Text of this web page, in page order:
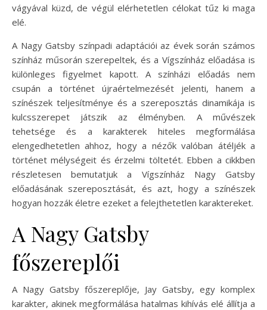
vágyával küzd, de végül elérhetetlen célokat tűz ki maga
elé.
A Nagy Gatsby színpadi adaptációi az évek során számos
színház műsorán szerepeltek, és a Vígszínház előadása is
különleges figyelmet kapott. A színházi előadás nem
csupán a történet újraértelmezését jelenti, hanem a
színészek teljesítménye és a szereposztás dinamikája is
kulcsszerepet játszik az élményben. A művészek
tehetsége és a karakterek hiteles megformálása
elengedhetetlen ahhoz, hogy a nézők valóban átéljék a
történet mélységeit és érzelmi töltetét. Ebben a cikkben
részletesen bemutatjuk a Vígszínház Nagy Gatsby
előadásának szereposztását, és azt, hogy a színészek
hogyan hozzák életre ezeket a felejthetetlen karaktereket.
A Nagy Gatsby
főszereplői
A Nagy Gatsby főszereplője, Jay Gatsby, egy komplex
karakter, akinek megformálása hatalmas kihívás elé állítja a